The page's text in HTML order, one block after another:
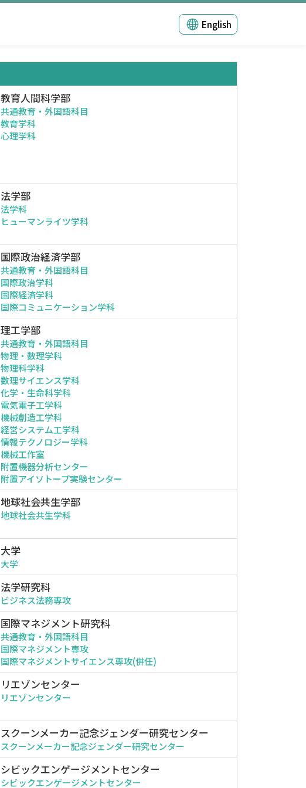
English
教育人間科学部
共通教育・外国語科目
教育学科
心理学科
法学部
法学科
ヒューマンライツ学科
国際政治経済学部
共通教育・外国語科目
国際政治学科
国際経済学科
国際コミュニケーション学科
理工学部
共通教育・外国語科目
物理・数理学科
物理科学科
数理サイエンス学科
化学・生命科学科
電気電子工学科
機械創造工学科
経営システム工学科
情報テクノロジー学科
機械工作室
附置機器分析センター
附置アイソトープ実験センター
地球社会共生学部
地球社会共生学科
大学
大学
法学研究科
ビジネス法務専攻
国際マネジメント研究科
共通教育・外国語科目
国際マネジメント専攻
国際マネジメントサイエンス専攻(併任)
リエゾンセンター
リエゾンセンター
スクーンメーカー記念ジェンダー研究センター
スクーンメーカー記念ジェンダー研究センター
シビックエンゲージメントセンター
シビックエンゲージメントセンター